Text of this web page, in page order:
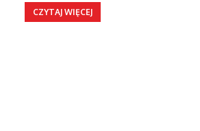
CZYTAJ WIĘCEJ